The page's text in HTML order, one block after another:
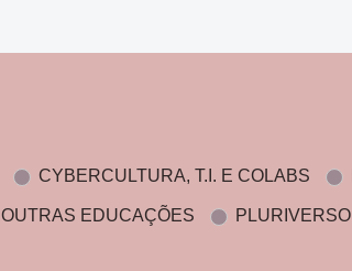
CYBERCULTURA, T.I. E COLABS
OUTRAS EDUCAÇÕES PLURIVERSO